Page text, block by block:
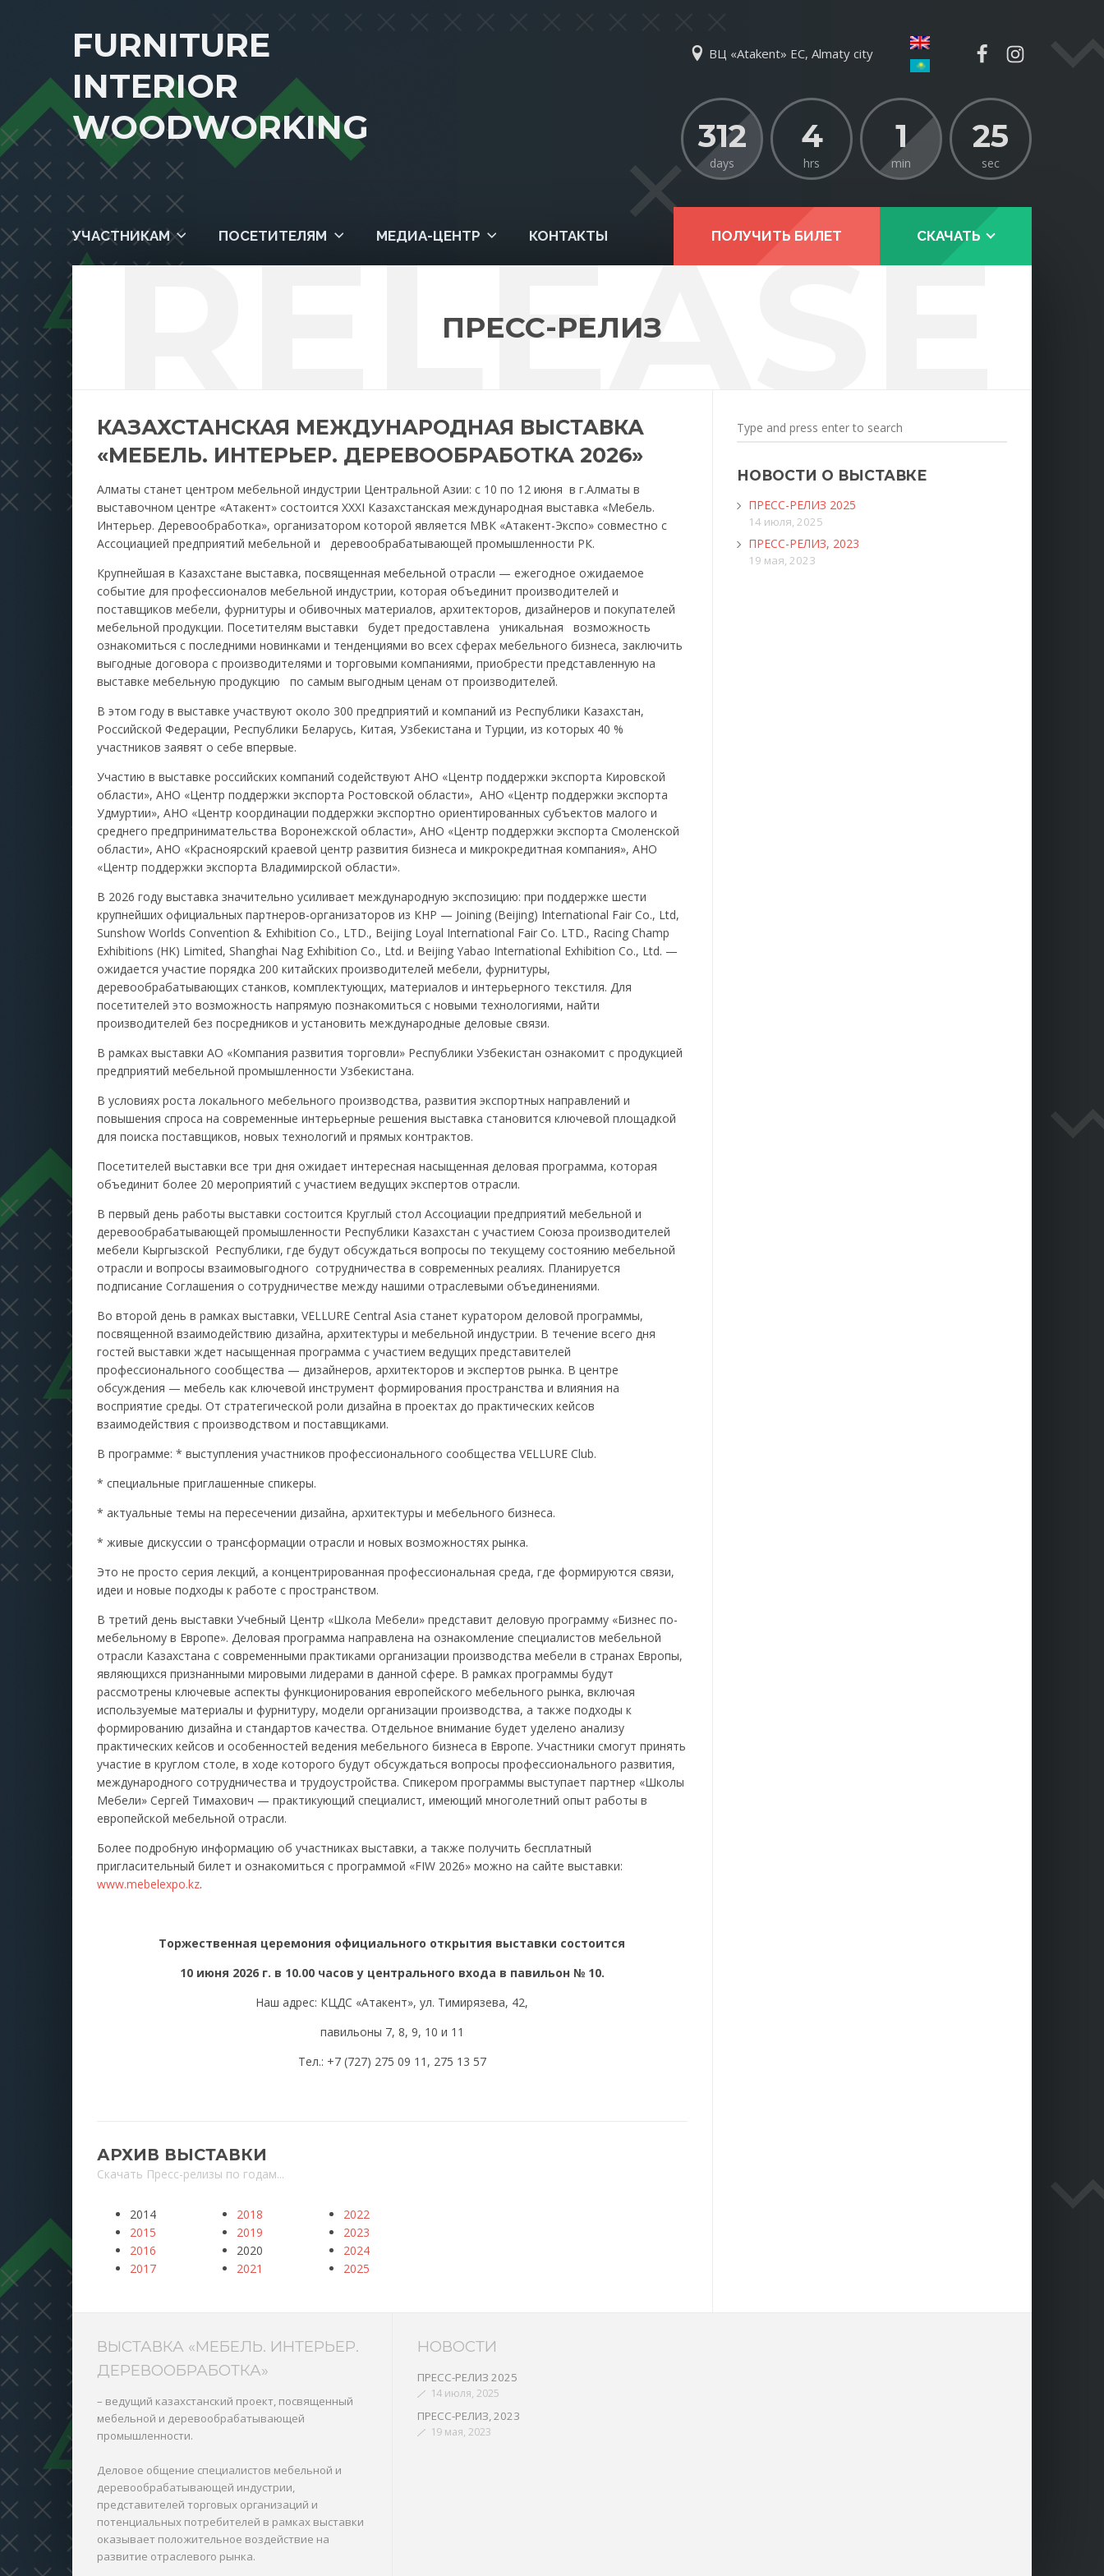
FURNITURE
INTERIOR
WOODWORKING
ВЦ «Atakent» EC, Almaty city
312
days
4
hrs
1
min
24
sec
ПОЛУЧИТЬ БИЛЕТ СКАЧАТЬ
УЧАСТНИКАМ ПОСЕТИТЕЛЯМ МЕДИА-ЦЕНТР КОНТАКТЫ
RELEASE
ПРЕСС-РЕЛИЗ
КАЗАХСТАНСКАЯ МЕЖДУНАРОДНАЯ ВЫСТАВКА
«МЕБЕЛЬ. ИНТЕРЬЕР. ДЕРЕВООБРАБОТКА 2026»
Алматы станет центром мебельной индустрии Центральной Азии: с 10 по 12 июня в г.Алматы в
выставочном центре «Атакент» состоится XXXI Казахстанская международная выставка «Мебель.
Интерьер. Деревообработка», организатором которой является МВК «Атакент-Экспо» совместно с
Ассоциацией предприятий мебельной и деревообрабатывающей промышленности РК.
Крупнейшая в Казахстане выставка, посвященная мебельной отрасли — ежегодное ожидаемое
событие для профессионалов мебельной индустрии, которая объединит производителей и
поставщиков мебели, фурнитуры и обивочных материалов, архитекторов, дизайнеров и покупателей
мебельной продукции. Посетителям выставки будет предоставлена уникальная возможность
ознакомиться с последними новинками и тенденциями во всех сферах мебельного бизнеса, заключить
выгодные договора с производителями и торговыми компаниями, приобрести представленную на
выставке мебельную продукцию по самым выгодным ценам от производителей.
В этом году в выставке участвуют около 300 предприятий и компаний из Республики Казахстан,
Российской Федерации, Республики Беларусь, Китая, Узбекистана и Турции, из которых 40 %
участников заявят о себе впервые.
Участию в выставке российских компаний содействуют АНО «Центр поддержки экспорта Кировской
области», АНО «Центр поддержки экспорта Ростовской области», АНО «Центр поддержки экспорта
Удмуртии», АНО «Центр координации поддержки экспортно ориентированных субъектов малого и
среднего предпринимательства Воронежской области», АНО «Центр поддержки экспорта Смоленской
области», АНО «Красноярский краевой центр развития бизнеса и микрокредитная компания», АНО
«Центр поддержки экспорта Владимирской области».
В 2026 году выставка значительно усиливает международную экспозицию: при поддержке шести
крупнейших официальных партнеров-организаторов из КНР — Joining (Beijing) International Fair Co., Ltd,
Sunshow Worlds Convention & Exhibition Co., LTD., Beijing Loyal International Fair Co. LTD., Racing Champ
Exhibitions (HK) Limited, Shanghai Nag Exhibition Co., Ltd. и Beijing Yabao International Exhibition Co., Ltd. —
ожидается участие порядка 200 китайских производителей мебели, фурнитуры,
деревообрабатывающих станков, комплектующих, материалов и интерьерного текстиля. Для
посетителей это возможность напрямую познакомиться с новыми технологиями, найти
производителей без посредников и установить международные деловые связи.
В рамках выставки АО «Компания развития торговли» Республики Узбекистан ознакомит с продукцией
предприятий мебельной промышленности Узбекистана.
В условиях роста локального мебельного производства, развития экспортных направлений и
повышения спроса на современные интерьерные решения выставка становится ключевой площадкой
для поиска поставщиков, новых технологий и прямых контрактов.
Посетителей выставки все три дня ожидает интересная насыщенная деловая программа, которая
объединит более 20 мероприятий с участием ведущих экспертов отрасли.
В первый день работы выставки состоится Круглый стол Ассоциации предприятий мебельной и
деревообрабатывающей промышленности Республики Казахстан с участием Союза производителей
мебели Кыргызской Республики, где будут обсуждаться вопросы по текущему состоянию мебельной
отрасли и вопросы взаимовыгодного сотрудничества в современных реалиях. Планируется
подписание Соглашения о сотрудничестве между нашими отраслевыми объединениями.
Во второй день в рамках выставки, VELLURE Central Asia станет куратором деловой программы,
посвященной взаимодействию дизайна, архитектуры и мебельной индустрии. В течение всего дня
гостей выставки ждет насыщенная программа с участием ведущих представителей
профессионального сообщества — дизайнеров, архитекторов и экспертов рынка. В центре
обсуждения — мебель как ключевой инструмент формирования пространства и влияния на
восприятие среды. От стратегической роли дизайна в проектах до практических кейсов
взаимодействия с производством и поставщиками.
В программе: * выступления участников профессионального сообщества VELLURE Club.
* специальные приглашенные спикеры.
* актуальные темы на пересечении дизайна, архитектуры и мебельного бизнеса.
* живые дискуссии о трансформации отрасли и новых возможностях рынка.
Это не просто серия лекций, а концентрированная профессиональная среда, где формируются связи,
идеи и новые подходы к работе с пространством.
В третий день выставки Учебный Центр «Школа Мебели» представит деловую программу «Бизнес по-
мебельному в Европе». Деловая программа направлена на ознакомление специалистов мебельной
отрасли Казахстана с современными практиками организации производства мебели в странах Европы,
являющихся признанными мировыми лидерами в данной сфере. В рамках программы будут
рассмотрены ключевые аспекты функционирования европейского мебельного рынка, включая
используемые материалы и фурнитуру, модели организации производства, а также подходы к
формированию дизайна и стандартов качества. Отдельное внимание будет уделено анализу
практических кейсов и особенностей ведения мебельного бизнеса в Европе. Участники смогут принять
участие в круглом столе, в ходе которого будут обсуждаться вопросы профессионального развития,
международного сотрудничества и трудоустройства. Спикером программы выступает партнер «Школы
Мебели» Сергей Тимахович — практикующий специалист, имеющий многолетний опыт работы в
европейской мебельной отрасли.
Более подробную информацию об участниках выставки, а также получить бесплатный
пригласительный билет и ознакомиться с программой «FIW 2026» можно на сайте выставки:
www.mebelexpo.kz.
Торжественная церемония официального открытия выставки состоится
10 июня 2026 г. в 10.00 часов у центрального входа в павильон № 10.
Наш адрес: КЦДС «Атакент», ул. Тимирязева, 42,
павильоны 7, 8, 9, 10 и 11
Тел.: +7 (727) 275 09 11, 275 13 57
АРХИВ ВЫСТАВКИ
Скачать Пресс-релизы по годам...
2014
2015
2016
2017
2018
2019
2020
2021
2022
2023
2024
2025
НОВОСТИ О ВЫСТАВКЕ
ПРЕСС-РЕЛИЗ 2025
14 июля, 2025
ПРЕСС-РЕЛИЗ, 2023
19 мая, 2023
ВЫСТАВКА «МЕБЕЛЬ. ИНТЕРЬЕР.
ДЕРЕВООБРАБОТКА»
– ведущий казахстанский проект, посвященный
мебельной и деревообрабатывающей
промышленности.
Деловое общение специалистов мебельной и
деревообрабатывающей индустрии,
представителей торговых организаций и
потенциальных потребителей в рамках выставки
оказывает положительное воздействие на
развитие отраслевого рынка.
НОВОСТИ
ПРЕСС-РЕЛИЗ 2025
14 июля, 2025
ПРЕСС-РЕЛИЗ, 2023
19 мая, 2023